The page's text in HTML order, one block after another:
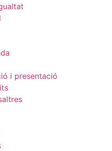
i presentació